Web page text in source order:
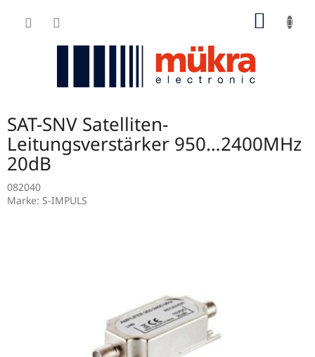
Inhalt
SAT-SNV Satelliten-
Leitungsverstärker 950…2400MHz
20dB
082040
Marke: S-IMPULS